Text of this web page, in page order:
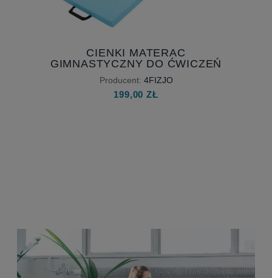
CIENKI MATERAC
GIMNASTYCZNY DO ĆWICZEŃ
SKŁADANY NA 3 NIEBIESKI
Producent: 4FIZJO
199,00 ZŁ